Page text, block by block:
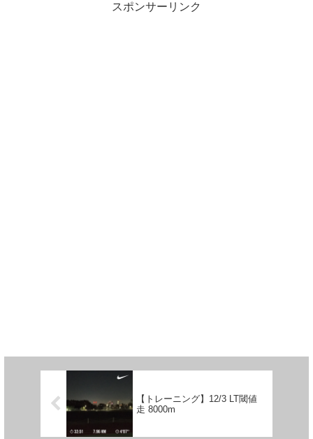
3'50 ～4'00/...
スポンサーリンク
【トレーニング】12/3 LT閾値
走 8000m